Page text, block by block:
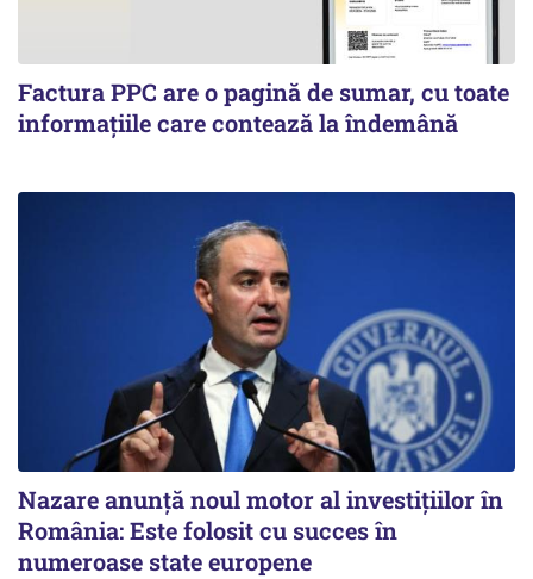
Factura PPC are o pagină de sumar, cu toate
informațiile care contează la îndemână
Nazare anunță noul motor al investițiilor în
România: Este folosit cu succes în
numeroase state europene